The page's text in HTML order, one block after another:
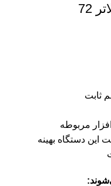
ثابت
مربوطه
دستگاه بهینه